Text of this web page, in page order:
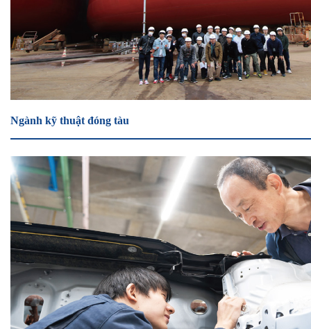
Ngành kỹ thuật đóng tàu